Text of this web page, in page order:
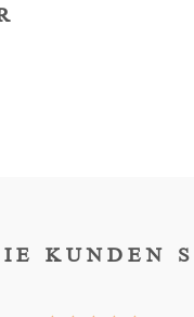
KUNDEN